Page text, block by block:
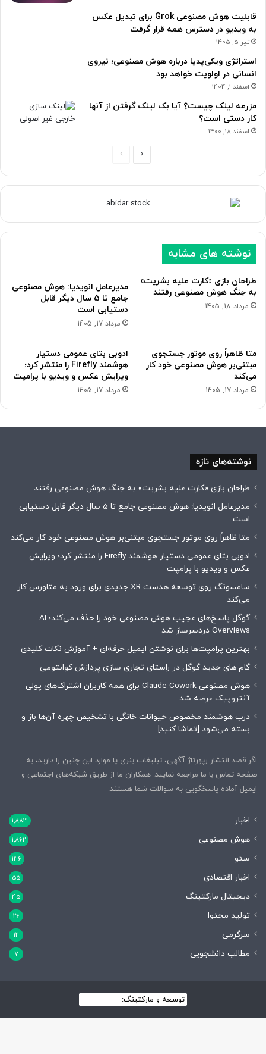
قابلیت هوش مصنوعی Grok برای تبدیل عکس
به ویدیو در دسترس همه قرار گرفت
تیر 5, 1405
استراتژی ویکی‌پدیا درباره هوش مصنوعی؛ نیروی
انسانی در اولویت خواهد بود
اسفند 1, 1404
مزرعه لینک چیست؟ آیا بک لینک گرفتن از آنها
کار دستی است؟
اسفند 18, 1400
ح
ه
ق
ح
ه
ب
نوشته های مشابه
طراحان بازی «کارت علیه بشریت»
به جنگ هوش مصنوعی رفتند
مرداد 18, 1405
مدیرعامل انویدیا: هوش مصنوعی
جامع تا 5 سال دیگر قابل
دستیابی است
مرداد 17, 1405
متا ظاهراً روی موتور جستجوی
مبتنی‌بر هوش مصنوعی خود کار
می‌کند
مرداد 17, 1405
ادوبی بتای عمومی دستیار
هوشمند Firefly را منتشر کرد؛
ویرایش عکس و ویدیو با پرامپت
مرداد 17, 1405
نوشته‌های تازه
طراحان بازی «کارت علیه بشریت» به جنگ هوش مصنوعی رفتند
مدیرعامل انویدیا: هوش مصنوعی جامع تا 5 سال دیگر قابل دستیابی
است
متا ظاهراً روی موتور جستجوی مبتنی‌بر هوش مصنوعی خود کار می‌کند
ادوبی بتای عمومی دستیار هوشمند Firefly را منتشر کرد؛ ویرایش
عکس و ویدیو با پرامپت
سامسونگ روی توسعه هدست XR جدیدی برای ورود به متاورس کار
می‌کند
گوگل پاسخ‌های عجیب هوش مصنوعی خود را حذف می‌کند؛ AI
Overviews دردسرساز شد
بهترین پرامپت‌ها برای نوشتن ایمیل حرفه‌ای + آموزش نکات کلیدی
گام های جدید گوگل در راستای تجاری سازی پردازش کوانتومی
هوش مصنوعی Claude Cowork برای همه کاربران اشتراک‌های پولی
آنتروپیک عرضه شد
درب هوشمند مخصوص حیوانات خانگی با تشخیص چهره آن‌ها باز و
بسته می‌شود [تماشا کنید]
اگر قصد انتشار رپورتاژ آگهی، تبلیغات بنری یا موارد این چنین را دارید، به
صفحه تماس با ما مراجعه نمایید. همکاران ما از طریق شبکه‌های اجتماعی و
ایمیل آماده پاسخگویی به سوالات شما هستند.
اخبار 1,883
هوش مصنوعی 1,862
سئو 146
اخبار اقتصادی 55
دیجیتال مارکتینگ 45
تولید محتوا 26
سرگرمی 12
مطالب دانشجویی 7
توسعه و مارکتینگ: